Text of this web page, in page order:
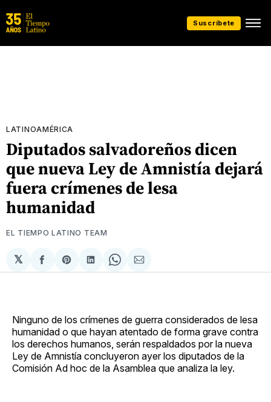
Suscríbete
LATINOAMÉRICA
Diputados salvadoreños dicen
que nueva Ley de Amnistía dejará
fuera crímenes de lesa
humanidad
EL TIEMPO LATINO TEAM
𝕏
Compartir
en
Share
on
Compartir
en
Share
on
Compartir
via
Ninguno de los crímenes de guerra considerados de lesa
humanidad o que hayan atentado de forma grave contra
los derechos humanos, serán respaldados por la nueva
Ley de Amnistía concluyeron ayer los diputados de la
Comisión Ad hoc de la Asamblea que analiza la ley.